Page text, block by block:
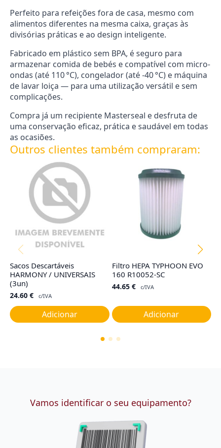
Perfeito para refeições fora de casa, mesmo com
alimentos diferentes na mesma caixa, graças às
divisórias práticas e ao design inteligente.
Fabricado em plástico sem BPA, é seguro para
armazenar comida de bebés e compatível com micro-
ondas (até 110 °C), congelador (até -40 °C) e máquina
de lavar loiça — para uma utilização versátil e sem
complicações.
Compra já um recipiente Masterseal e desfruta de
uma conservação eficaz, prática e saudável em todas
as ocasiões.
Outros clientes também compraram:
Sacos Descartáveis
HARMONY / UNIVERSAIS
(3un)
24.60 € c/IVA
Adicionar
Filtro HEPA TYPHOON EVO
160 R10052-SC
44.65 € c/IVA
Adicionar
Vamos identificar o seu equipamento?